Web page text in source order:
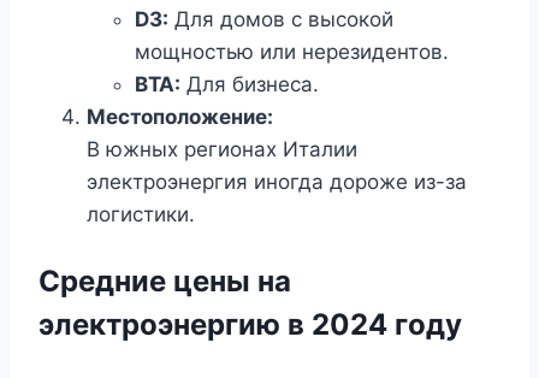
D3: Для домов с высокой
мощностью или нерезидентов.
BTA: Для бизнеса.
Местоположение:
В южных регионах Италии
электроэнергия иногда дороже из-за
логистики.
Средние цены на
электроэнергию в 2024 году